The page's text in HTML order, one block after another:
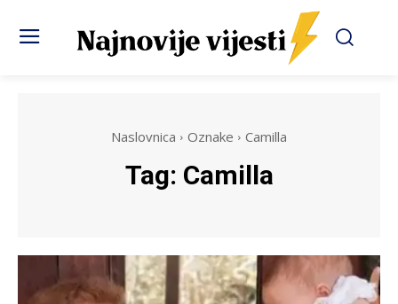
Naslovnica Oznake Camilla
Tag: Camilla